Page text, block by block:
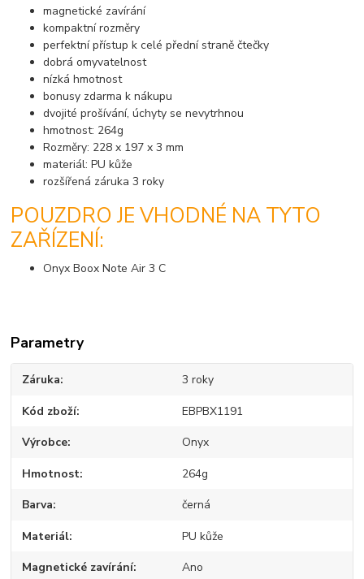
magnetické zavírání
kompaktní rozměry
perfektní přístup k celé přední straně čtečky
dobrá omyvatelnost
nízká hmotnost
bonusy zdarma k nákupu
dvojité prošívání, úchyty se nevytrhnou
hmotnost: 264g
Rozměry: 228 x 197 x 3 mm
materiál: PU kůže
rozšířená záruka 3 roky
POUZDRO JE VHODNÉ NA TYTO
ZAŘÍZENÍ:
Onyx Boox Note Air 3 C
Parametry
Záruka 3 roky
Kód zboží EBPBX1191
Výrobce Onyx
Hmotnost 264g
Barva černá
Materiál PU kůže
Magnetické zavírání Ano